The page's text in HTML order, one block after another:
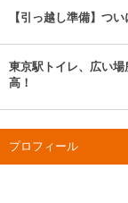
【引っ越し準備】つ
東京駅トイレ、広い
高！
プロフィール